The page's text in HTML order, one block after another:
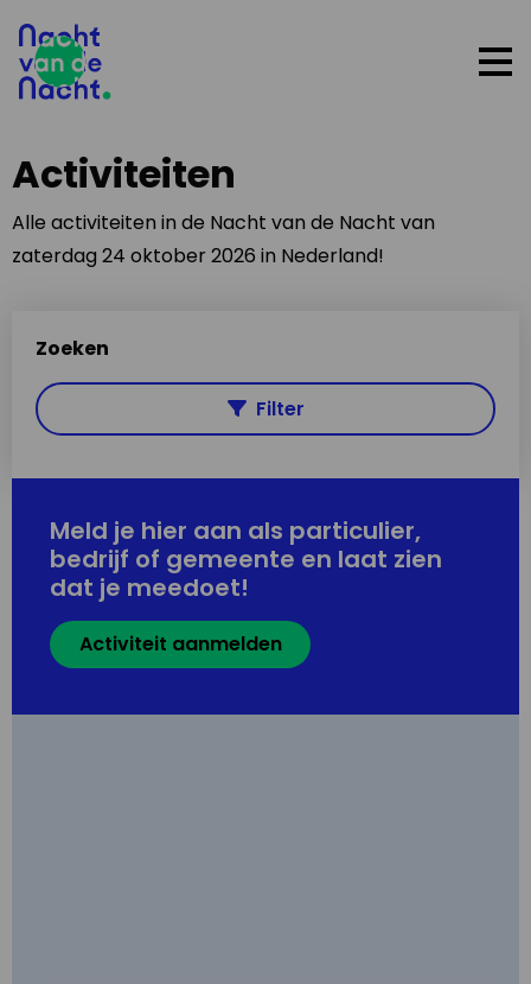
Activiteiten
Alle activiteiten in de Nacht van de Nacht van
zaterdag 24 oktober 2026 in Nederland!
Zoeken
Filter
Meld je hier aan als particulier,
bedrijf of gemeente en laat zien
dat je meedoet!
Activiteit aanmelden